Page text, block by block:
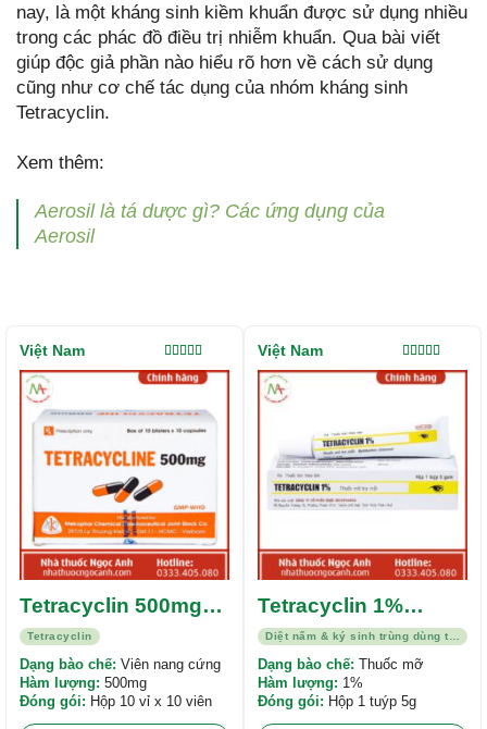
nay, là một kháng sinh kiềm khuẩn được sử dụng nhiều
trong các phác đồ điều trị nhiễm khuẩn. Qua bài viết
giúp độc giả phần nào hiểu rõ hơn về cách sử dụng
cũng như cơ chế tác dụng của nhóm kháng sinh
Tetracyclin.
Xem thêm:
Aerosil là tá dược gì? Các ứng dụng của
Aerosil
Tetracyclin
Tetracyclin 500mg
Mekophar
Được xếp
hạng5.00
Dạng bào chế: Viên nang cứng
Hàm lượng: 500mg
Đóng gói: Hộp 10 vỉ x 10 viên
Việt Nam
Tetracyclin 1%
Vidipha
Được xếp
hạng5.00
Dạng bào chế: Thuốc mỡ
Hàm lượng: 1%
Đóng gói: Hộp 1 tuýp 5g
Việt Nam